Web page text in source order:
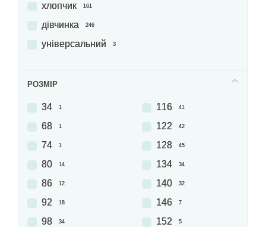
хлопчик 161
дівчинка 246
універсальний 3
РОЗМІР
34 1
68 1
74 1
80 14
86 12
92 18
98 34
116 41
122 42
128 45
134 34
140 32
146 7
152 5